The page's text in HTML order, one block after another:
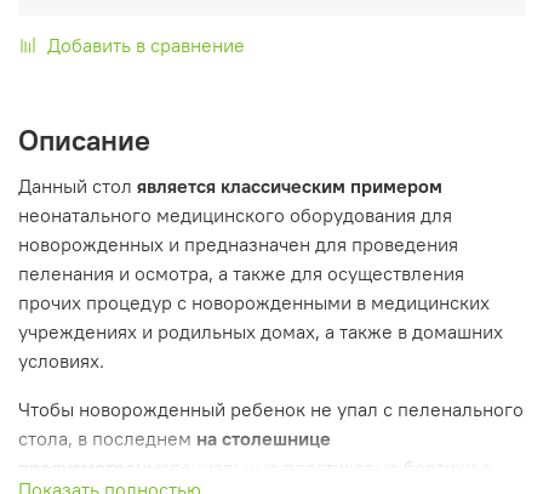
Добавить в сравнение
Описание
Данный стол является классическим примером
неонатального медицинского оборудования для
новорожденных и предназначен для проведения
пеленания и осмотра, а также для осуществления
прочих процедур с новорожденными в медицинских
учреждениях и родильных домах, а также в домашних
условиях.
Чтобы новорожденный ребенок не упал с пеленального
стола, в последнем на столешнице
специальные пластиковые бортики с
Показать полностью